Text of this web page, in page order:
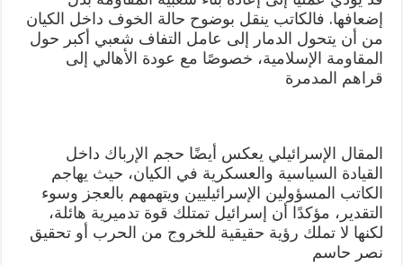
إضعافها. فالكاتب ينقل بوضوح حالة الخوف داخل الكيان
من أن يتحول الدمار إلى عامل التفاف شعبي أكبر حول
المقاومة الإسلامية، خصوصًا مع عودة الأهالي إلى
قراهم المدمرة
المقال الإسرائيلي يعكس أيضًا حجم الإرباك داخل
القيادة السياسية والعسكرية في الكيان، حيث يهاجم
الكاتب المسؤولين الإسرائيليين ويتهمهم بالعجز وسوء
التقدير، مؤكدًا أن إسرائيل تمتلك قوة تدميرية هائلة،
لكنها لا تملك رؤية حقيقية للخروج من الحرب أو تحقيق
نصر حاسم